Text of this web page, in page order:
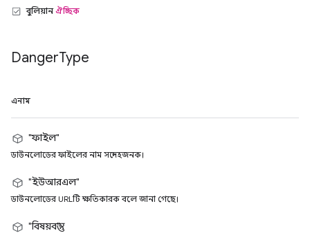
বুলিয়ানঐচ্ছিক
DangerType
এনাম
"ফাইল"
ডাউনলোডের ফাইলের নাম সন্দেহজনক।
"ইউআরএল"
ডাউনলোডের URLটি ক্ষতিকারক বলে জানা গেছে।
"বিষয়বস্তু"